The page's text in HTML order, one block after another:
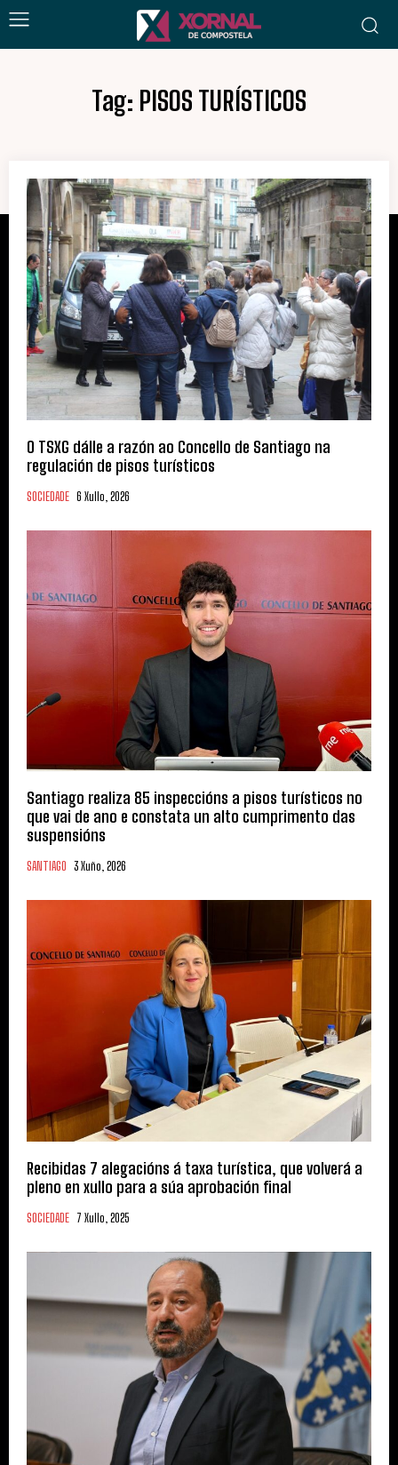
Tag: PISOS TURÍSTICOS
O TSXG dálle a razón ao Concello de Santiago na
regulación de pisos turísticos
SOCIEDADE 6 Xullo, 2026
Santiago realiza 85 inspeccións a pisos turísticos no
que vai de ano e constata un alto cumprimento das
suspensións
SANTIAGO 3 Xuño, 2026
Recibidas 7 alegacións á taxa turística, que volverá a
pleno en xullo para a súa aprobación final
SOCIEDADE 7 Xullo, 2025